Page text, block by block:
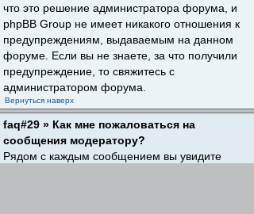
что это решение администратора форума, и
phpBB Group не имеет никакого отношения к
предупреждениям, выдаваемым на данном
форуме. Если вы не знаете, за что получили
предупреждение, то свяжитесь с
администратором форума.
Вернуться наверх
faq#29 » Как мне пожаловаться на
сообщения модератору?
Рядом с каждым сообщением вы увидите